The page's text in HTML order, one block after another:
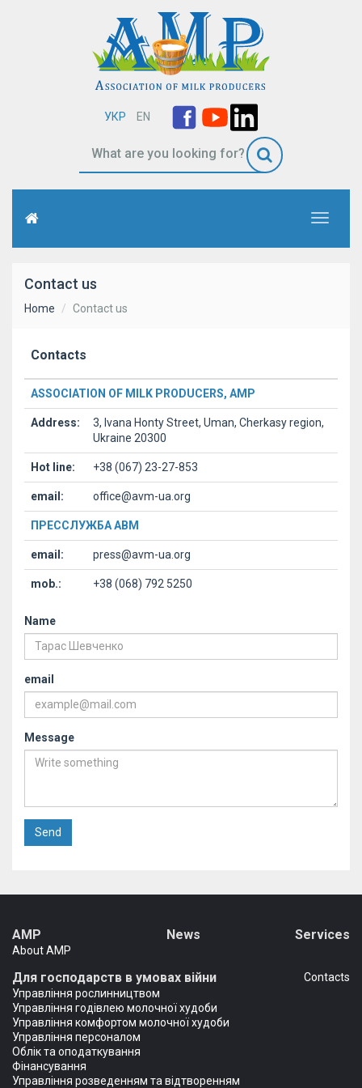
УКР EN
Toggle
Contact us
Home Contact us
Contacts
ASSOCIATION OF MILK PRODUCERS, AMP
Address:
3, Ivana Honty Street, Uman, Cherkasy region,
Ukraine 20300
Hot line: +38 (067) 23-27-853
email: office@avm-ua.org
ПРЕССЛУЖБА АВМ
email: press@avm-ua.org
mob.: +38 (068) 792 5250
Name
email
Message
Send
AMP
About AMP
News Services
Для господарств в умовах війни
Управління рослинництвом
Управління годівлею молочної худоби
Управління комфортом молочної худоби
Управління персоналом
Облік та оподаткування
Фінансування
Управління розведенням та відтворенням
Сontacts